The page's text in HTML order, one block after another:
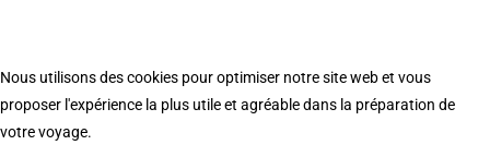
Nous utilisons des cookies pour optimiser notre site web et vous
proposer l'expérience la plus utile et agréable dans la préparation de
votre voyage.